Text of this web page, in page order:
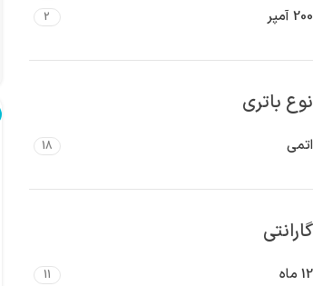
200 آمپر 2
نوع باتری
اتمی 18
گارانتی
12 ماه 11